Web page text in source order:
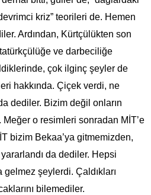
kriz” teorileri de. Hemen
Ardından, Kürtçülükten son
ve darbeciliğe
çok ilginç şeyler de
hakkında. Çiçek verdi, ne
dediler. Bizim değil onların
o resimleri sonradan MİT’e
bizim Bekaa’ya gitmemizden,
da dediler. Hepsi
şeylerdi. Çaldıkları
bilemediler.